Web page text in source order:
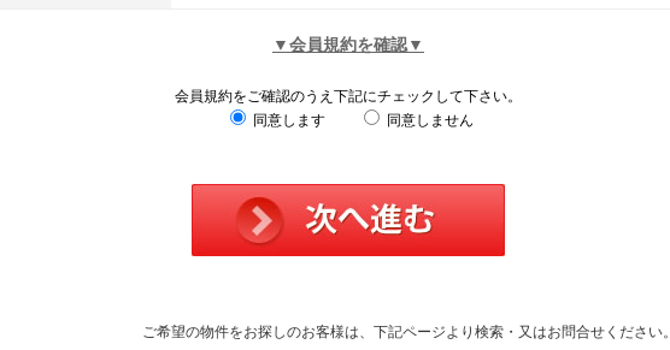
▼会員規約を確認▼
会員規約をご確認のうえ下記にチェックして下さい。
同意します
同意しません
ご希望の物件をお探しのお客様は、下記ページより検索・又はお問合せください。